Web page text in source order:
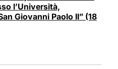
l’Università,
Giovanni Paolo II” (18